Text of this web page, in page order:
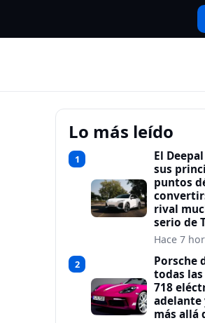
Lo más leído
1
El
sus
puntos
rival
serio de
Hace 7
2
Porsche
todas
718
adelante
más allá